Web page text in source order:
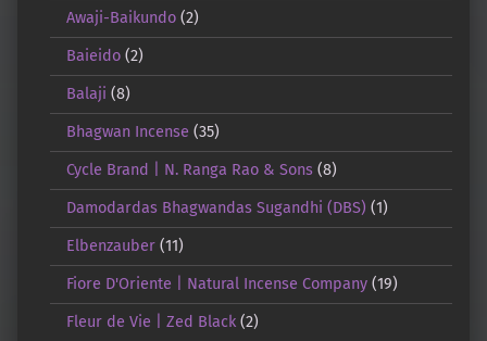
Awaji-Baikundo(2)
Baieido(2)
Balaji (8)
Bhagwan Incense (35)
Cycle Brand | N. Ranga Rao & Sons(8)
Damodardas Bhagwandas Sugandhi (DBS) (1)
Elbenzauber(11)
Fiore D'Oriente | Natural Incense Company(19)
Fleur de Vie | Zed Black(2)